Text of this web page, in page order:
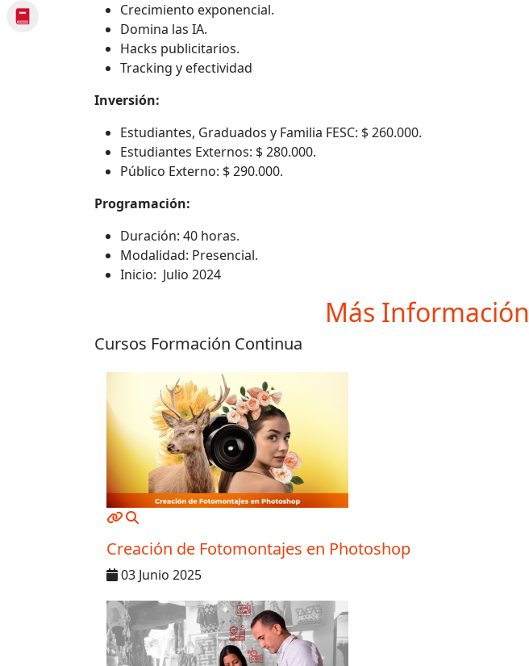
Crecimiento exponencial.
Domina las IA.
Hacks publicitarios.
Tracking y efectividad
Inversión:
Estudiantes, Graduados y Familia FESC: $ 260.000.
Estudiantes Externos: $ 280.000.
Público Externo: $ 290.000.
Programación:
Duración: 40 horas.
Modalidad: Presencial.
Inicio: Julio 2024
Más Información
Cursos Formación Continua
MOD_JTCS_VIEW_ARTICLE_LINK
Creación de Fotomontajes en Photoshop
03 Junio 2025